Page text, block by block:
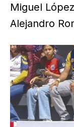
Miguel
Alejandro